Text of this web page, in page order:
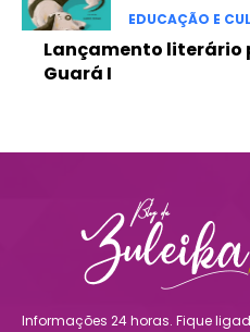
EDUCAÇÃO E
Lançamento literário
Guará I
Informações 24 horas. Fique